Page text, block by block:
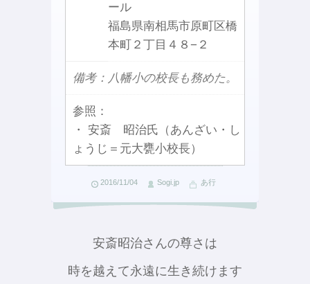
ール
福島県南相馬市原町区橋
本町２丁目４８−２
備考：八幡小の校長も務めた。
参照：
・ 安斎 昭治氏（あんざい・し
ょうじ＝元大甕小校長）
2016/11/04 Sogi.jp あ行
安斎昭治さんの尊さは
時を越えて永遠に生き続けます